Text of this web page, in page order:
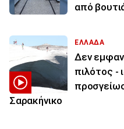
από
ΕΛΛΑΔΑ
Δεν
πιλότος -
Σαρακήνικο